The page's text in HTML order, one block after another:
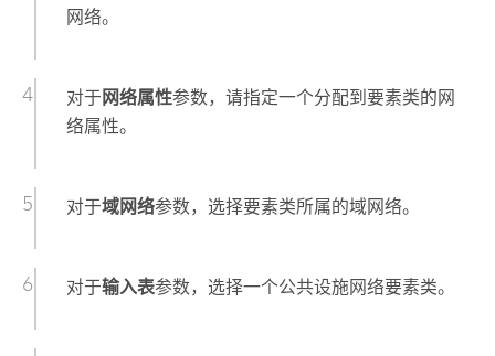
网络。
对于 网络属性参数，请指定一个分配到要素类的网
络属性。
对于域网络参数，选择要素类所属的域网络。
对于输入表参数，选择一个公共设施网络要素类。